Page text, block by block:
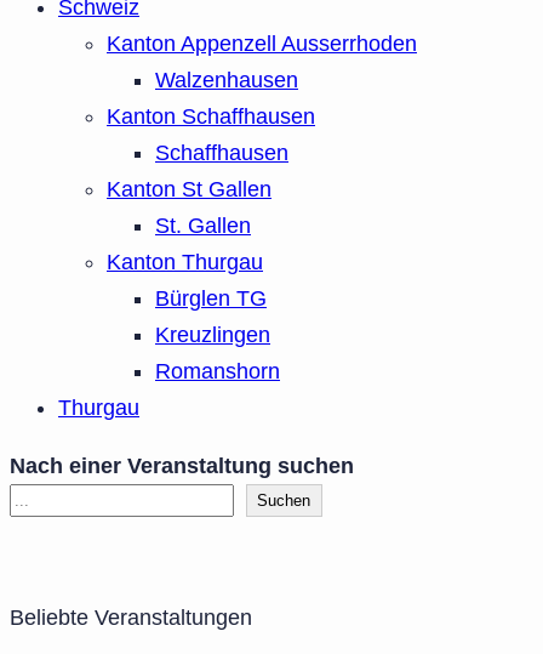
Schweiz
Kanton Appenzell Ausserrhoden
Walzenhausen
Kanton Schaffhausen
Schaffhausen
Kanton St Gallen
St. Gallen
Kanton Thurgau
Bürglen TG
Kreuzlingen
Romanshorn
Thurgau
Nach einer Veranstaltung suchen
Suchen
Beliebte Veranstaltungen